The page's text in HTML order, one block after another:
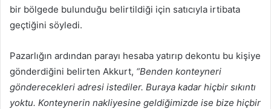
bir bölgede bulunduğu belirtildiği için satıcıyla irtibata
geçtiğini söyledi.
Pazarlığın ardından parayı hesaba yatırıp dekontu bu kişiye
gönderdiğini belirten Akkurt, “Benden konteyneri
gönderecekleri adresi istediler. Buraya kadar hiçbir sıkıntı
yoktu. Konteynerin nakliyesine geldiğimizde ise bize hiçbir